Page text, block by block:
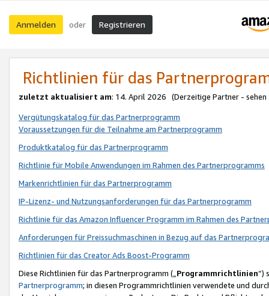
Anmelden oder Registrieren
Richtlinien für das
zuletzt aktualisiert am: 14. April 2026 (Derzeitige Partner - sehen
Vergütungskatalog für das Partnerprogramm
Voraussetzungen für die Teilnahme am Partnerprogramm
Produktkatalog für das Partnerprogramm
Richtlinie für Mobile Anwendungen im Rahmen des Partnerprogramms
Markenrichtlinien für das Partnerprogramm
IP-Lizenz- und Nutzungsanforderungen für das Partnerprogramm
Richtlinie für das Amazon Influencer Programm im Rahmen des
Anforderungen für Preissuchmaschinen in Bezug auf das
Richtlinien für das Creator Ads Boost-Programm
Diese Richtlinien für das Partnerprogramm („Programmrichtlinien“)
Partnerprogramm; in diesen Programmrichtlinien verwendete und